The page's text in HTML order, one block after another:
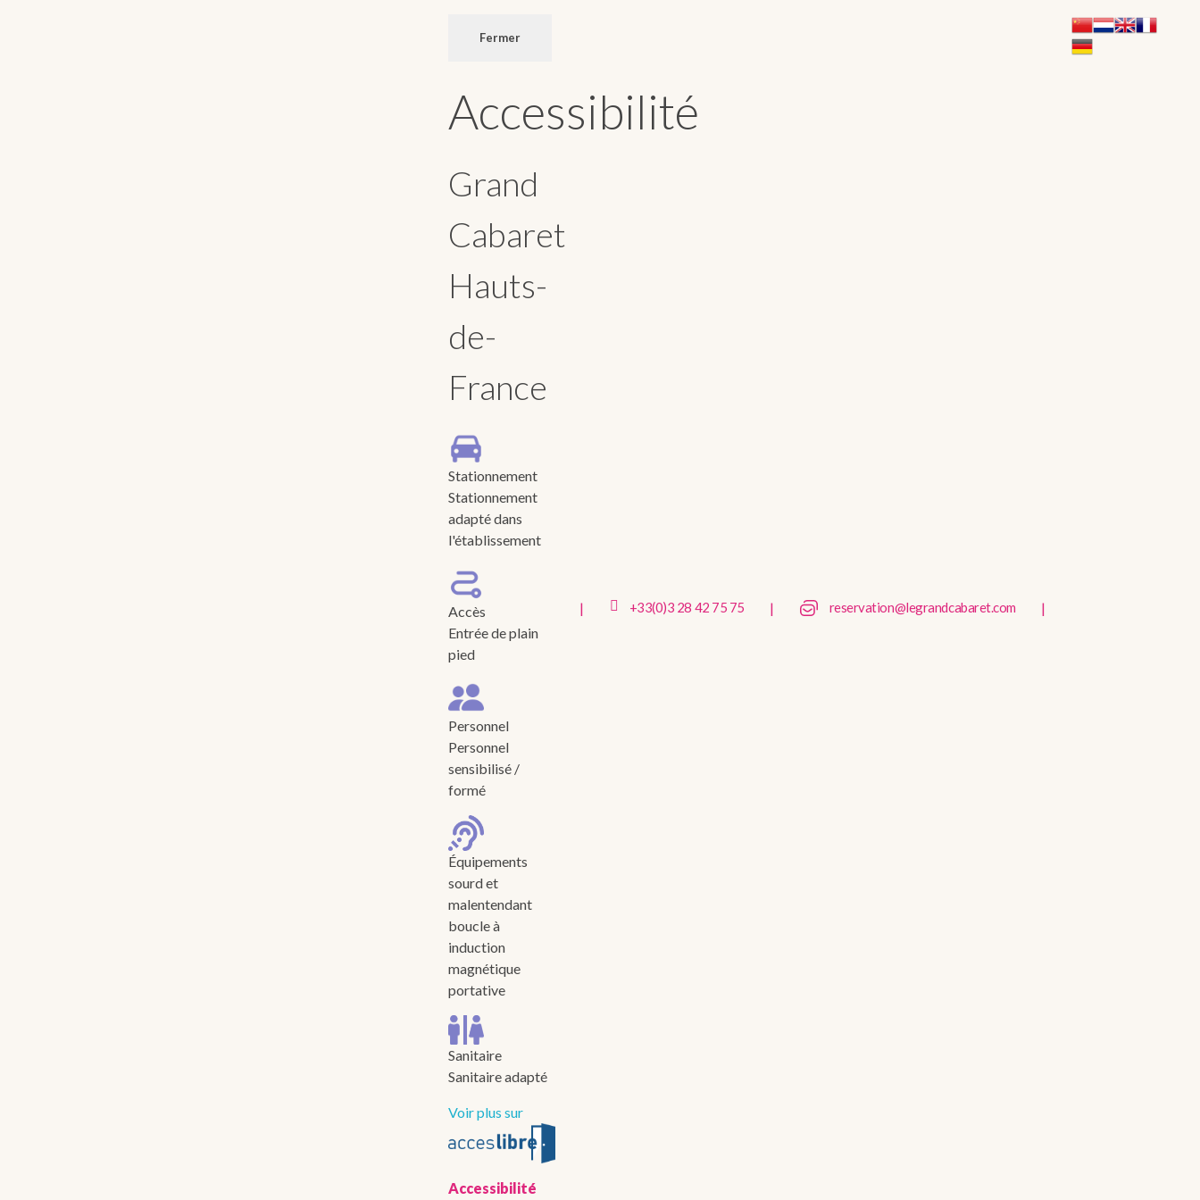
Fermer
Accessibilité
Grand
Cabaret
Hauts-
de-
France
Stationnement
Stationnement
adapté dans
l'établissement
Accès
Entrée de plain
pied
Personnel
Personnel
sensibilisé /
formé
Équipements
sourd et
malentendant
boucle à
induction
magnétique
portative
Sanitaire
Sanitaire adapté
Voir plus sur
Accessibilité
| +33(0)3 28 42 75 75 | reservation@legrandcabaret.com |